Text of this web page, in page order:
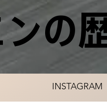
の
INSTAGRAM